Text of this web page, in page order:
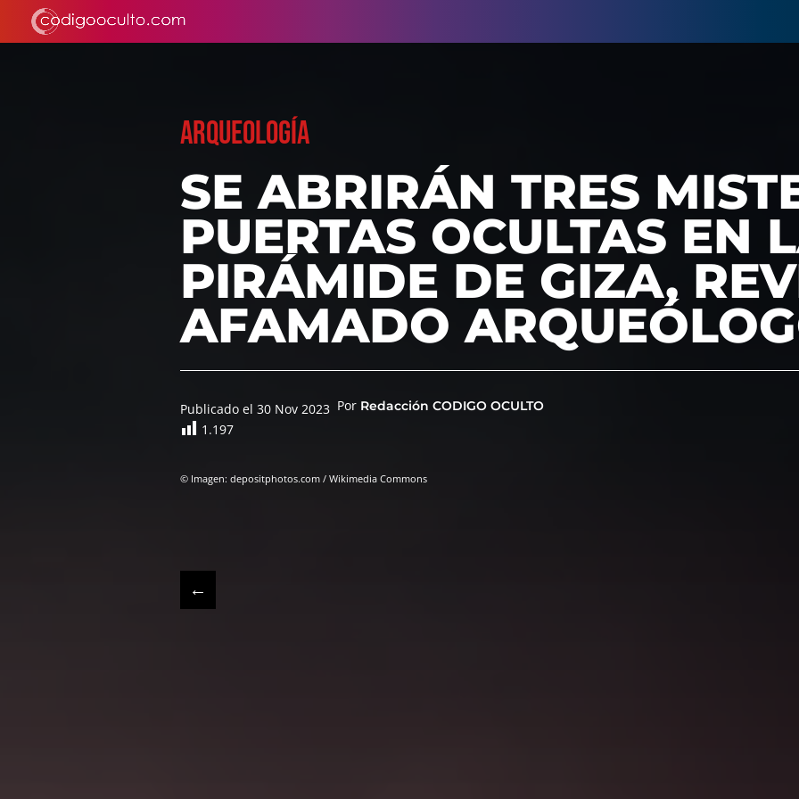
ARQUEOLOGÍA
SE ABRIRÁN TRES
PUERTAS OCULTAS EN
PIRÁMIDE DE GIZA,
AFAMADO
Publicado el 30 Nov 2023 Por Redacción CODIGO OCULTO
1.197
© Imagen: depositphotos.com / Wikimedia Commons
←